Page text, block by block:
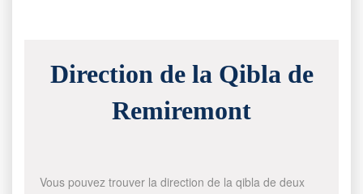
Direction de la Qibla de
Remiremont
Vous pouvez trouver la direction de la qibla de deux